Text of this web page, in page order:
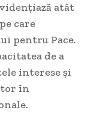
atât
care
pentru Pace.
de a
interese și
în